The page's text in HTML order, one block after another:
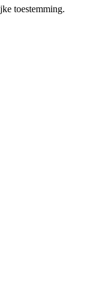
toestemming.